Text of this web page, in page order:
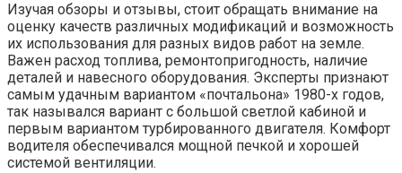
Изучая обзоры и отзывы, стоит обращать внимание на
оценку качеств различных модификаций и возможность
их использования для разных видов работ на земле.
Важен расход топлива, ремонтопригодность, наличие
деталей и навесного оборудования. Эксперты признают
самым удачным вариантом «почтальона» 1980-х годов,
так назывался вариант с большой светлой кабиной и
первым вариантом турбированного двигателя. Комфорт
водителя обеспечивался мощной печкой и хорошей
системой вентиляции.